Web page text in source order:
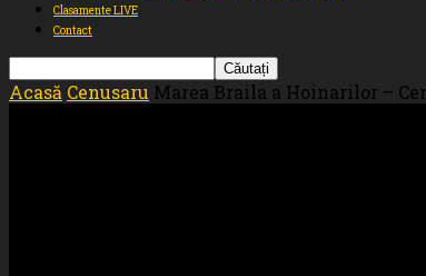
Clasamente LIVE
Contact
Acasă Cenusaru Marea Braila a Hoinarilor –